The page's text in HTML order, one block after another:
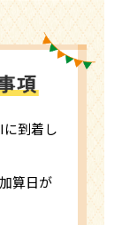
到着し
算日が